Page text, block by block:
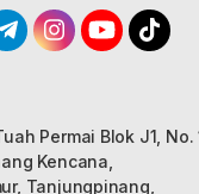
Permai Blok J1, No.
Kencana,
Tanjungpinang,